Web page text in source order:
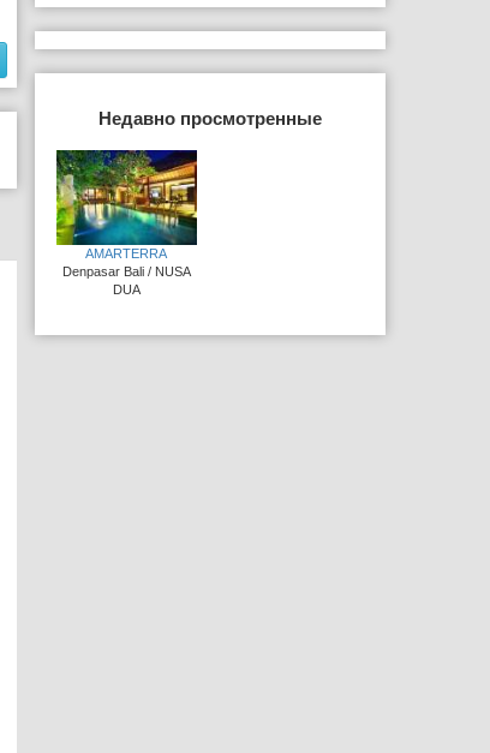
Недавно просмотренные
AMARTERRA
Denpasar Bali / NUSA
DUA